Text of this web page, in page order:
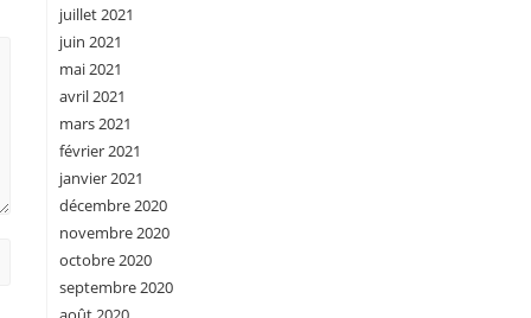
juillet 2021
juin 2021
mai 2021
avril 2021
mars 2021
février 2021
janvier 2021
décembre 2020
novembre 2020
octobre 2020
septembre 2020